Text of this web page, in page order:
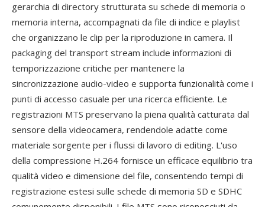
gerarchia di directory strutturata su schede di memoria o
memoria interna, accompagnati da file di indice e playlist
che organizzano le clip per la riproduzione in camera. Il
packaging del transport stream include informazioni di
temporizzazione critiche per mantenere la
sincronizzazione audio-video e supporta funzionalità come i
punti di accesso casuale per una ricerca efficiente. Le
registrazioni MTS preservano la piena qualità catturata dal
sensore della videocamera, rendendole adatte come
materiale sorgente per i flussi di lavoro di editing. L'uso
della compressione H.264 fornisce un efficace equilibrio tra
qualità video e dimensione del file, consentendo tempi di
registrazione estesi sulle schede di memoria SD e SDHC